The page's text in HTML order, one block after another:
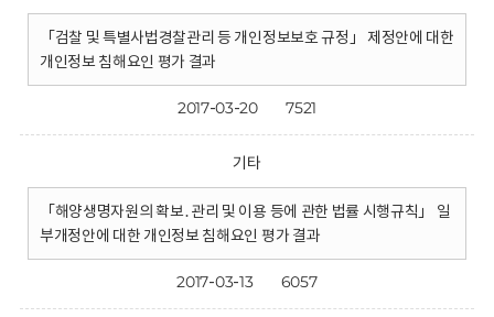
「검찰 및 특별사법경찰관리 등 개인정보보호 규정」 제정안에 대한
개인정보 침해요인 평가 결과
2017-03-20 7521
기타
「해양생명자원의 확보․관리 및 이용 등에 관한 법률 시행규칙」 일
부개정안에 대한 개인정보 침해요인 평가 결과
2017-03-13 6057